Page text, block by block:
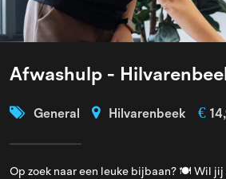
Afwashulp -
General Hilvarenbeek €
Op zoek naar een leuke bijbaan? 🍽️ Wil jij